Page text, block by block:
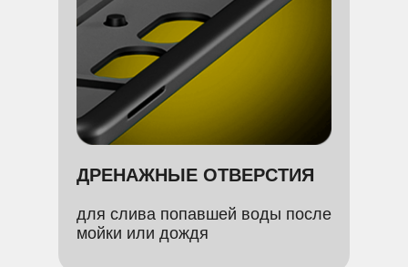
ДРЕНАЖНЫЕ ОТВЕРСТИЯ
для слива попавшей воды после
мойки или дождя